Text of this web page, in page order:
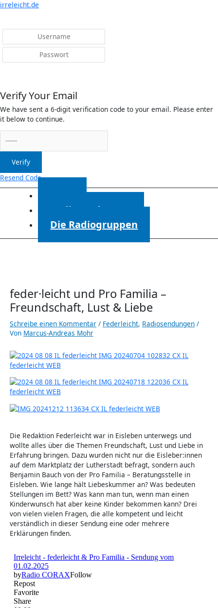
irreleicht.de
Verify Your Email
We have sent a 6-digit verification code to your email. Please enter
it below to continue.
Verify
Resend Code
Menü
Radiosendungen
Die Radiogruppen
feder·leicht und Pro Familia –
Freundschaft, Lust & Liebe
Schreibe einen Kommentar / Federleicht, Radiosendungen /
Von Marcus-Andreas Mohr
Die Redaktion Federleicht war in Eisleben unterwegs und
wollte alles über die Themen Freundschaft, Lust und Liebe in
Erfahrung bringen. Dazu wurden nicht nur die Eisleber:innen
auf dem Marktplatz der Lutherstadt befragt, sondern auch
Benjamin Bauch von der Pro Familia – Beratungsstelle in
Eisleben. Wie lange hält Liebeskummer an? Was bedeuten
Stellungen im Bett? Was kann man tun, wenn man einen
Kinderwunsch hat aber keine Kinder bekommen kann? Drei
von vielen vielen Fragen, die alle kompetent und leicht
verständlich in dieser Sendung eine oder mehrere
Erklärungen finden.